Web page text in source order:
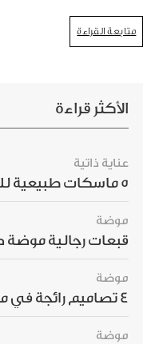
متابعة القراءة
الأكثر قراءة
عناية ذاتية
موضة
موضة
موضة